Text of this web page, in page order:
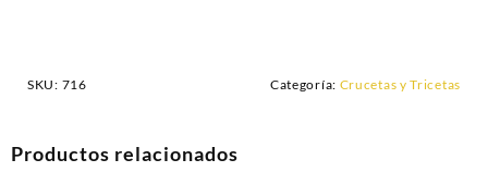
SKU: 716 Categoría: Crucetas y Tricetas
Productos relacionados